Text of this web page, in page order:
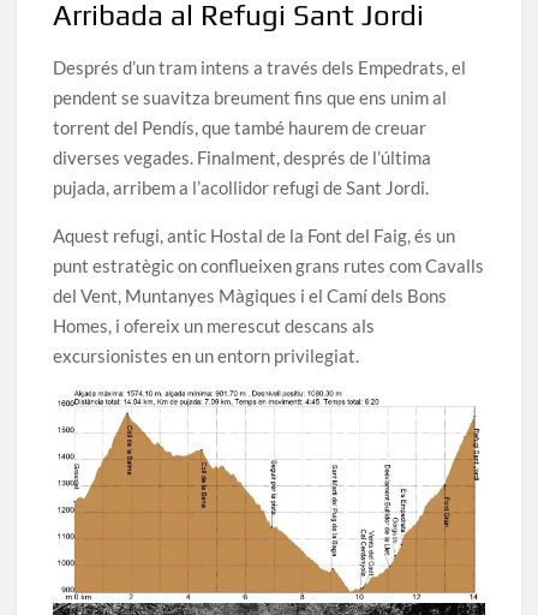
Arribada al Refugi Sant Jordi
Després d’un tram intens a través dels Empedrats, el
pendent se suavitza breument fins que ens unim al
torrent del Pendís, que també haurem de creuar
diverses vegades. Finalment, després de l’última
pujada, arribem a l’acollidor refugi de Sant Jordi.
Aquest refugi, antic Hostal de la Font del Faig, és un
punt estratègic on conflueixen grans rutes com Cavalls
del Vent, Muntanyes Màgiques i el Camí dels Bons
Homes, i ofereix un merescut descans als
excursionistes en un entorn privilegiat.